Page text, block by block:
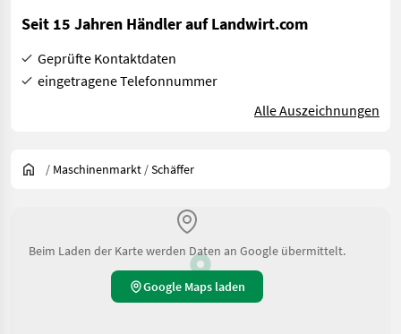
Seit 15 Jahren Händler auf Landwirt.com
Geprüfte Kontaktdaten
eingetragene Telefonnummer
Alle Auszeichnungen
/ Maschinenmarkt /Schäffer
Beim Laden der Karte werden Daten an Google übermittelt.
Google Maps laden